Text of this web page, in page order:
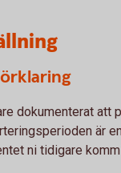
dokumenterat att
är
ni tidigare